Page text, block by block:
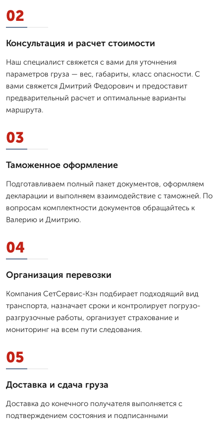
02
Консультация и расчет стоимости
Наш специалист свяжется с вами для уточнения
параметров груза — вес, габариты, класс опасности. С
вами свяжется Дмитpий Федорович и предоставит
предварительный расчет и оптимальные варианты
маршрута.
03
Таможенное оформление
Подготавливаем полный пакет документов, оформляем
декларации и выполняем взаимодействие с таможней. По
вопросам комплектности документов обращайтесь к
Валерию и Дмитрию.
04
Организация перевозки
Компания СетСервис-Кзн подбирает подходящий вид
транспорта, назначает сроки и контролирует погрузо-
разгрузочные работы, организует страхование и
мониторинг на всем пути следования.
05
Доставка и сдача груза
Доставка до конечного получателя выполняется с
подтверждением состояния и подписанными